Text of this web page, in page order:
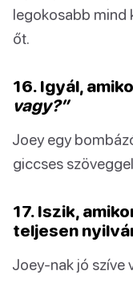
legokosabb mind
őt.
16. Igyál,
vagy?”
Joey egy
giccses
17. Iszik,
teljesen
Joey-nak jó szíve